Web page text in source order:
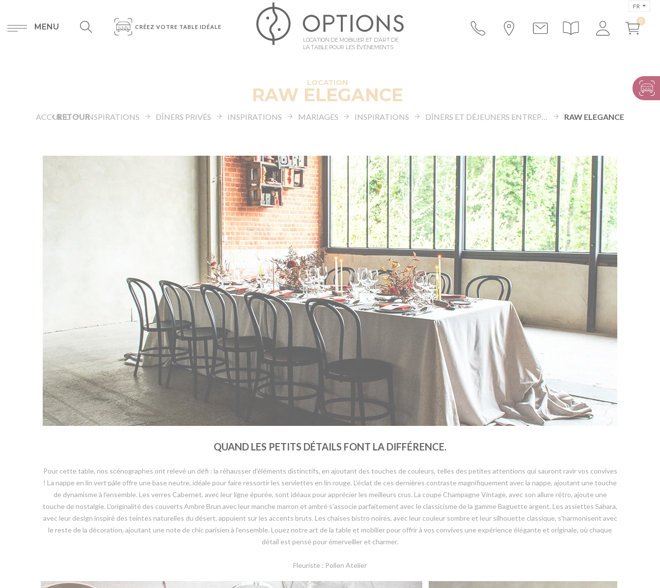
MENU CRÉEZ VOTRE TABLE IDÉALE
LOCATION DE MOBILIER ET D’ART DE
LA TABLE POUR LES ÉVÉNEMENTS
FR
LOCATION
RAW ELEGANCE
RETOUR
ACCUEIL INSPIRATIONS DÎNERS PRIVÉS INSPIRATIONS MARIAGES INSPIRATIONS DÎNERS ET DÉJEUNERS ENTREPRISE RAW ELEGANCE
QUAND LES PETITS DÉTAILS FONT LA DIFFÉRENCE.
Pour cette table, nos scénographes ont relevé un défi : la réhausser d'éléments distinctifs, en ajoutant des touches de couleurs, telles des petites attentions qui sauront ravir vos convives
! La nappe en lin vert pâle offre une base neutre, idéale pour faire ressortir les serviettes en lin rouge. L'éclat de ces dernières contraste magnifiquement avec la nappe, ajoutant une touche
de dynamisme à l'ensemble. Les verres Cabernet, avec leur ligne épurée, sont idéaux pour apprécier les meilleurs crus. La coupe Champagne Vintage, avec son allure rétro, ajoute une
touche de nostalgie. L'originalité des couverts Ambre Brun avec leur manche marron et ambré s'associe parfaitement avec le classicisme de la gamme Baguette argent. Les assiettes Sahara,
avec leur design inspiré des teintes naturelles du désert, appuient sur les accents bruts. Les chaises bistro noires, avec leur couleur sombre et leur silhouette classique, s'harmonisent avec
le reste de la décoration, ajoutant une note de chic parisien à l'ensemble. Louez notre art de la table et mobilier pour offrir à vos convives une expérience élégante et originale, où chaque
détail est pensé pour émerveiller et charmer.
Fleuriste : Pollen Atelier